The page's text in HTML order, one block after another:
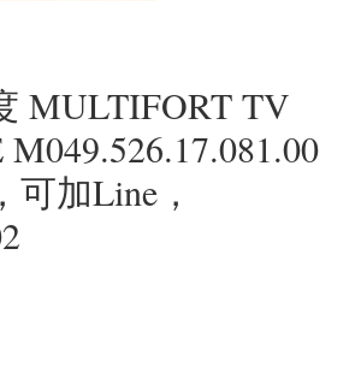
MULTIFORT TV
可加Line，